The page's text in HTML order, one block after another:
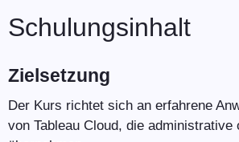
Schulungsinhalt
Zielsetzung
Der Kurs richtet sich an erfahrene
von Tableau Cloud, die administrative